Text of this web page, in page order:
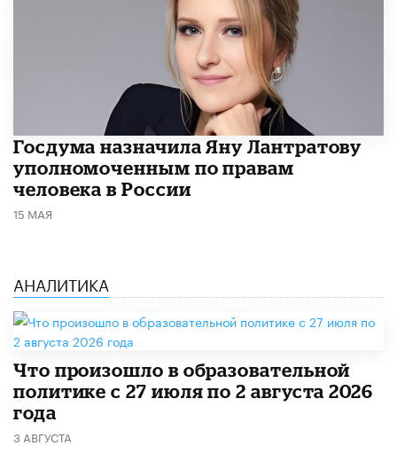
Госдума назначила Яну Лантратову
уполномоченным по правам
человека в России
15 МАЯ
АНАЛИТИКА
​Что произошло в образовательной
политике с 27 июля по 2 августа 2026
года
3 АВГУСТА